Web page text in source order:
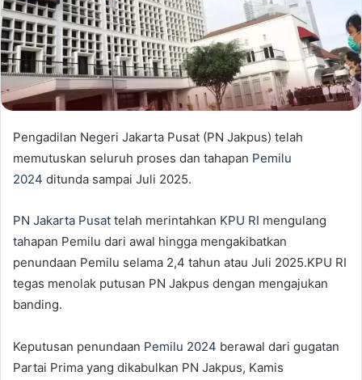
Pengadilan Negeri Jakarta Pusat (PN Jakpus) telah
memutuskan seluruh proses dan tahapan Pemilu
2024 ditunda sampai Juli 2025.
PN Jakarta Pusat telah merintahkan KPU RI mengulang
tahapan Pemilu dari awal hingga mengakibatkan
penundaan Pemilu selama 2,4 tahun atau Juli 2025.KPU RI
tegas menolak putusan PN Jakpus dengan mengajukan
banding.
Keputusan penundaan Pemilu 2024 berawal dari gugatan
Partai Prima yang dikabulkan PN Jakpus, Kamis